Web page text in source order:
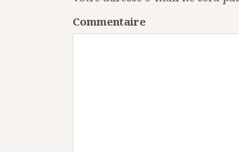
a
t
Commentaire